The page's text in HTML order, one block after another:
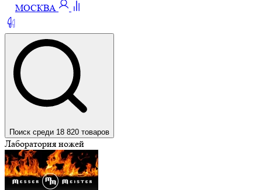
МОСКВА
Поиск среди 18 820 товаров
Лаборатория ножей